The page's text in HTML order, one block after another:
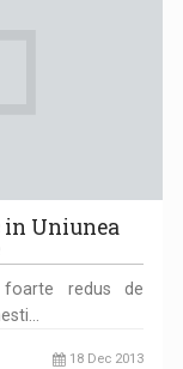
in Uniunea
redus de
18 Dec 2013